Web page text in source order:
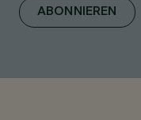
ABONNIEREN